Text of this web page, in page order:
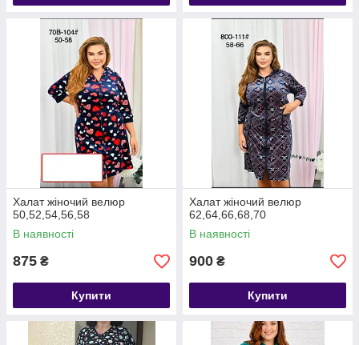
Халат жіночий велюр
50,52,54,56,58
В наявності
875 ₴
Купити
Халат жіночий велюр
62,64,66,68,70
В наявності
900 ₴
Купити